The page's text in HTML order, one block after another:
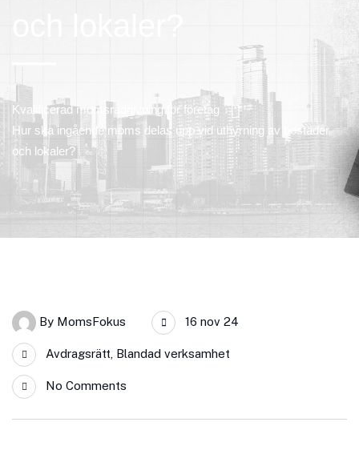
Kvalificerad momsrådgivning för företag
Hur ska ingående moms delas upp vid uthyrning av bostäder
och lokaler?
By MomsFokus 16 nov 24
Avdragsrätt, Blandad verksamhet
No Comments